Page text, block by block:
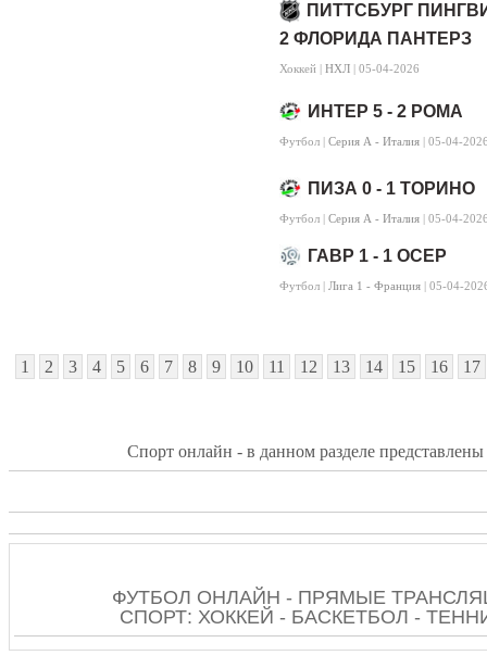
ПИТТСБУРГ
2 ФЛОРИДА ПАНТЕРЗ
Хоккей | НХЛ | 05-04-2026
ИНТЕР 5 - 2 РОМА
Футбол | Серия А - Италия | 05-04-
ПИЗА 0 - 1 ТОРИНО
Футбол | Серия А - Италия | 05-04-
ГАВР 1 - 1 ОСЕР
Футбол | Лига 1 - Франция | 05-04-
1 2 3 4 5 6 7 8 9 10 11 12 13 14 15 16 17
Спорт онлайн - в данном разделе
ФУТБОЛ ОНЛАЙН - ПРЯМЫЕ
СПОРТ: ХОККЕЙ - БАСКЕТБОЛ -